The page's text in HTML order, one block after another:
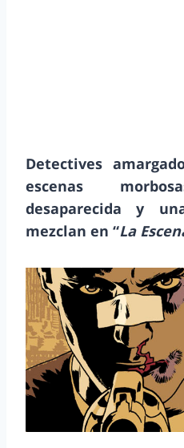
Detectives
escenas
desaparecida y
mezclan en “La